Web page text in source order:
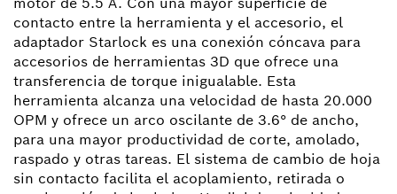
contacto entre la herramienta y el accesorio, el
adaptador Starlock es una conexión cóncava para
accesorios de herramientas 3D que ofrece una
transferencia de torque inigualable. Esta
herramienta alcanza una velocidad de hasta 20.000
OPM y ofrece un arco oscilante de 3.6° de ancho,
para una mayor productividad de corte, amolado,
raspado y otras tareas. El sistema de cambio de hoja
sin contacto facilita el acoplamiento, retirada o